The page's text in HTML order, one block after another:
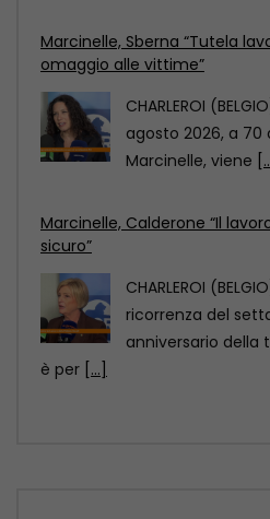
Marcinelle, Calderone “Il
sicuro”
CHARLEROI
ricorrenza del
anniversario della
Marcinelle, La Russa “Punto di
sicurezza sul lavoro”
CHARLEROI
anni fa a